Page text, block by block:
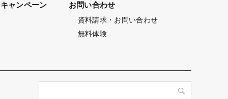
キャンペーン お問い合わせ
資料請求・お問い合わせ
無料体験